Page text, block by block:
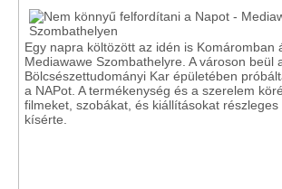
Egy napra költözött az idén is Komáromban
Mediawawe Szombathelyre. A városon beül
Bölcsészettudományi Kar épületében
a NAPot. A termékenység és a szerelem
filmeket, szobákat, és kiállításokat
kísérte.